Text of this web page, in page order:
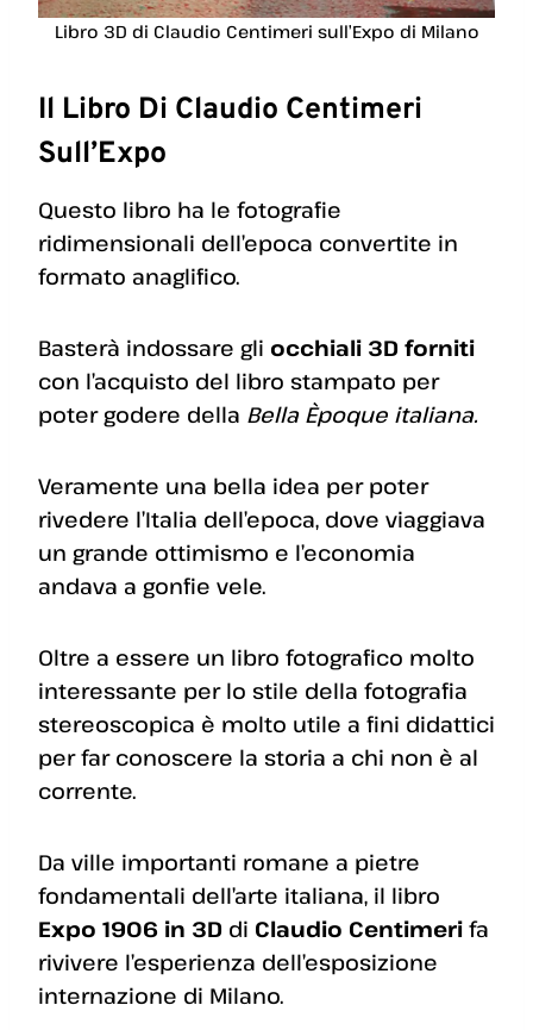
Libro 3D di Claudio Centimeri sull’Expo di Milano
Il Libro Di Claudio Centimeri
Sull’Expo
Questo libro ha le fotografie
ridimensionali dell’epoca convertite in
formato anaglifico.
Basterà indossare gli occhiali 3D forniti
con l’acquisto del libro stampato per
poter godere della Bella Èpoque italiana.
Veramente una bella idea per poter
rivedere l’Italia dell’epoca, dove viaggiava
un grande ottimismo e l’economia
andava a gonfie vele.
Oltre a essere un libro fotografico molto
interessante per lo stile della fotografia
stereoscopica è molto utile a fini didattici
per far conoscere la storia a chi non è al
corrente.
Da ville importanti romane a pietre
fondamentali dell’arte italiana, il libro
Expo 1906 in 3D di Claudio Centimeri fa
rivivere l’esperienza dell’esposizione
internazione di Milano.